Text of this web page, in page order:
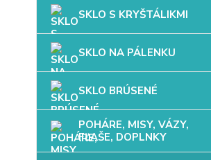
SKLO S KRYŠTÁLIKMI
SKLO NA PÁLENKU
SKLO BRÚSENÉ
POHÁRE, MISY, VÁZY,
FĽAŠE, DOPLNKY